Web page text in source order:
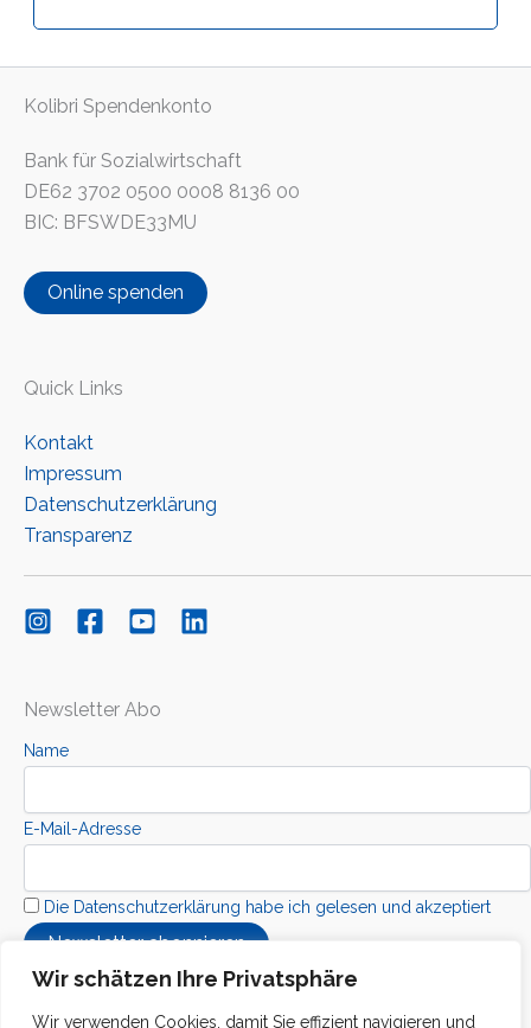
Wir schätzen Ihre Privatsphäre
Wir verwenden Cookies, damit Sie effizient navigieren und
Kolibri Spendenkonto
Bank für Sozialwirtschaft
DE62 3702 0500 0008 8136 00
BIC: BFSWDE33MU
Online spenden
Quick Links
Kontakt
Impressum
Datenschutzerklärung
Transparenz
Newsletter Abo
Name
E-Mail-Adresse
Die Datenschutzerklärung habe ich gelesen und akzeptiert